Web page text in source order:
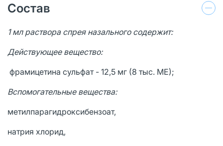
Состав
1 мл раствора спрея назального содержит:
Действующее вещество:
фрамицетина сульфат - 12,5 мг (8 тыс. МЕ);
Вспомогательные вещества:
метилпарагидроксибензоат,
натрия хлорид,